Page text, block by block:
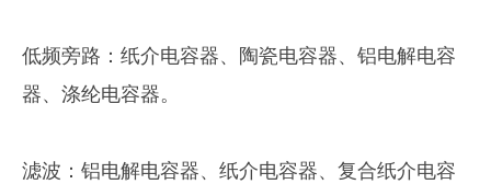
低频旁路：纸介电容器、陶瓷电容器、铝电解电容
器、涤纶电容器。
滤波：铝电解电容器、纸介电容器、复合纸介电容